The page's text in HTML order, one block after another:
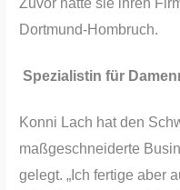
Dortmund-Hombruch.
Spezialistin für
Konni Lach hat den
maßgeschneiderte
gelegt. „Ich fertige aber